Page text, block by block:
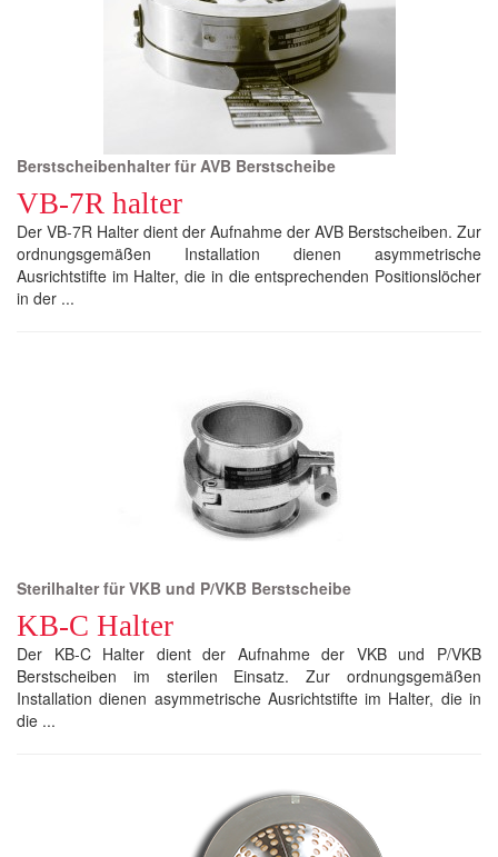
Berstscheibenhalter für AVB Berstscheibe
VB-7R halter
Der VB-7R Halter dient der Aufnahme der AVB Berstscheiben. Zur
ordnungsgemäßen Installation dienen asymmetrische
Ausrichtstifte im Halter, die in die entsprechenden Positionslöcher
in der ...
Sterilhalter für VKB und P/VKB Berstscheibe
KB-C Halter
Der KB-C Halter dient der Aufnahme der VKB und P/VKB
Berstscheiben im sterilen Einsatz. Zur ordnungsgemäßen
Installation dienen asymmetrische Ausrichtstifte im Halter, die in
die ...